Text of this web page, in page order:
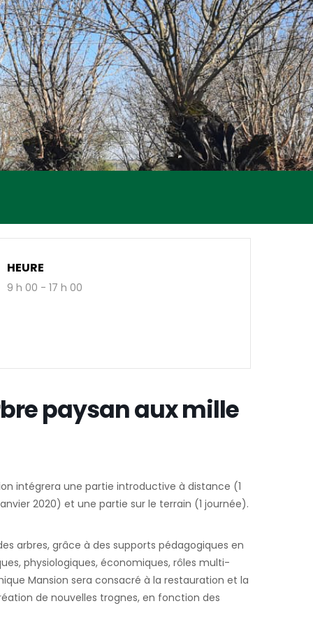
HEURE
9 h 00 - 17 h 00
paysan aux mille
intégrera une partie introductive à distance (1
2020) et une partie sur le terrain (1 journée).
arbres, grâce à des supports pédagogiques en
physiologiques, économiques, rôles multi-
Mansion sera consacré à la restauration et la
de nouvelles trognes, en fonction des